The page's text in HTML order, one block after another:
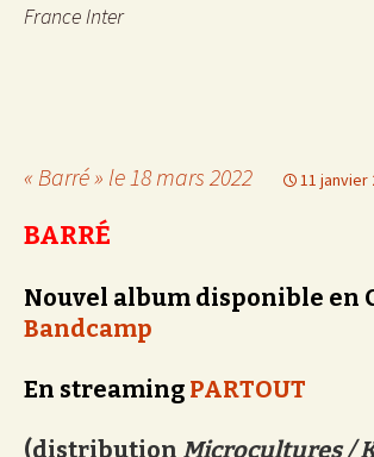
France Inter
« Barré » le 18 mars 2022 11 janvier
BARRÉ
Nouvel album disponible en
Bandcamp
En streaming PARTOUT
(distribution Microcultures /